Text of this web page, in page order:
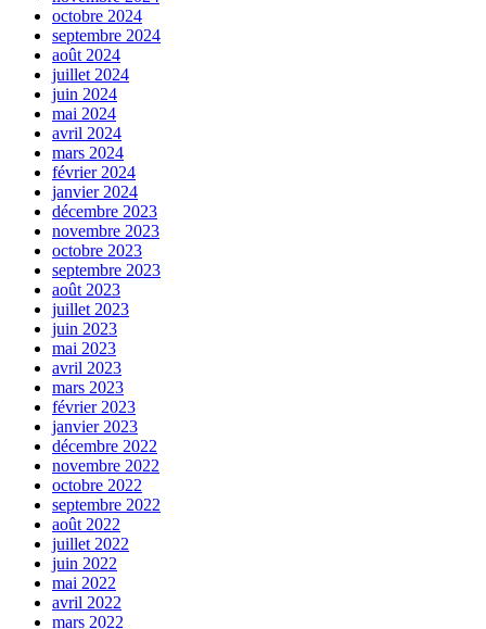
octobre 2024
septembre 2024
août 2024
juillet 2024
juin 2024
mai 2024
avril 2024
mars 2024
février 2024
janvier 2024
décembre 2023
novembre 2023
octobre 2023
septembre 2023
août 2023
juillet 2023
juin 2023
mai 2023
avril 2023
mars 2023
février 2023
janvier 2023
décembre 2022
novembre 2022
octobre 2022
septembre 2022
août 2022
juillet 2022
juin 2022
mai 2022
avril 2022
mars 2022